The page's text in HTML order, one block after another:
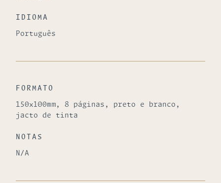
IDIOMA
Português
FORMATO
150x100mm, 8 páginas, preto e branco,
jacto de tinta
NOTAS
N/A